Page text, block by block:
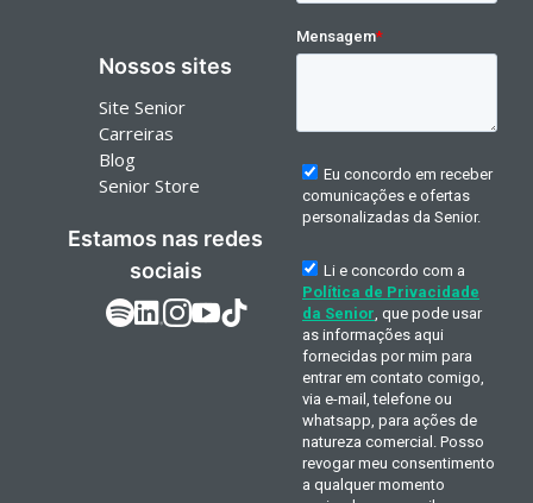
Nossos sites
Site Senior
Carreiras
Blog
Senior Store
Estamos nas redes
sociais